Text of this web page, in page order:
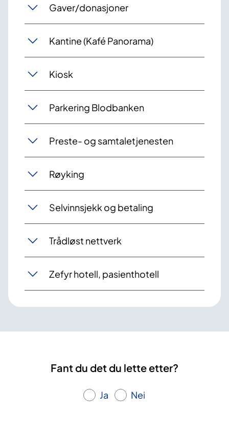
Gaver/donasjoner
Kantine (Kafé Panorama)
Kiosk
Parkering Blodbanken
Preste- og samtaletjenesten
Røyking
Selvinnsjekk og betaling
Trådløst nettverk
Zefyr hotell, pasienthotell
Fant du det du lette etter?
Ja Nei